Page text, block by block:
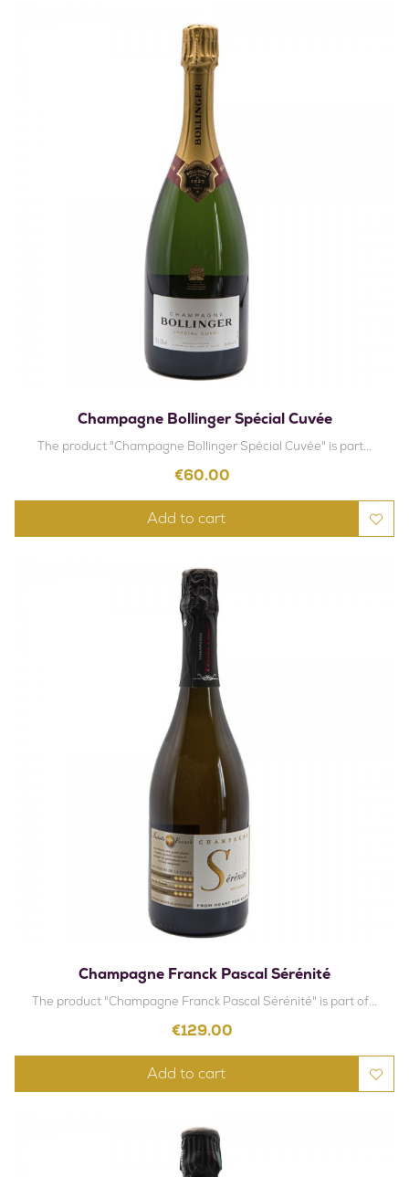
Champagne Bollinger Spécial Cuvée
The product "Champagne Bollinger Spécial Cuvée" is part...
Price
€60.00
Add to cart
Champagne Franck Pascal Sérénité
The product "Champagne Franck Pascal Sérénité" is part of...
Price
€129.00
Add to cart